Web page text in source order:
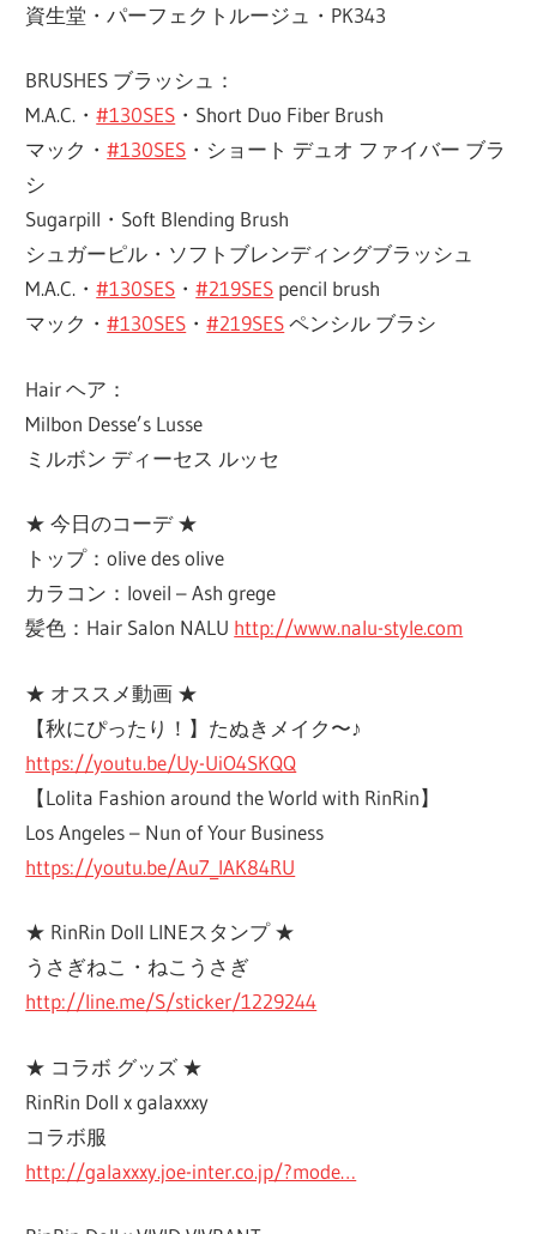
資生堂・パーフェクトルージュ・PK343
BRUSHES ブラッシュ：
M.A.C.・#130SES ・Short Duo Fiber Brush
マック・#130SES ・ショート デュオ ファイバー ブラ
シ
Sugarpill・Soft Blending Brush
シュガーピル・ソフトブレンディングブラッシュ
M.A.C.・#130SES ・#219SES pencil brush
マック・#130SES ・#219SESペンシル ブラシ
Hair ヘア：
Milbon Desse’s Lusse
ミルボン ディーセス ルッセ
★ 今日のコーデ ★
トップ：olive des olive
カラコン：loveil – Ash grege
髪色：Hair Salon NALU http://www.nalu-style.com
★ オススメ動画 ★
【秋にぴったり！】たぬきメイク〜♪
https://youtu.be/Uy-UiO4SKQQ
【Lolita Fashion around the World with RinRin】
Los Angeles – Nun of Your Business
https://youtu.be/Au7_IAK84RU
★ RinRin Doll LINEスタンプ ★
うさぎねこ・ねこうさぎ
http://line.me/S/sticker/1229244
★ コラボ グッズ ★
RinRin Doll x galaxxxy
コラボ服
http://galaxxxy.joe-inter.co.jp/?mode…